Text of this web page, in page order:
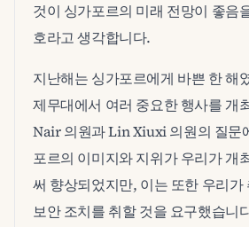
것이 싱가포르의 미래 전망이 좋음
호라고 생각합니다.
지난해는 싱가포르에게 바쁜 한 해
제무대에서 여러 중요한 행사를
Nair 의원과 Lin Xiuxi 의원의 질문
포르의 이미지와 지위가 우리가 개
써 향상되었지만, 이는 또한 우리
보안 조치를 취할 것을 요구했습니